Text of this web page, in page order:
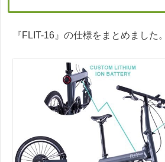
『FLIT-16』の仕様をまとめました。